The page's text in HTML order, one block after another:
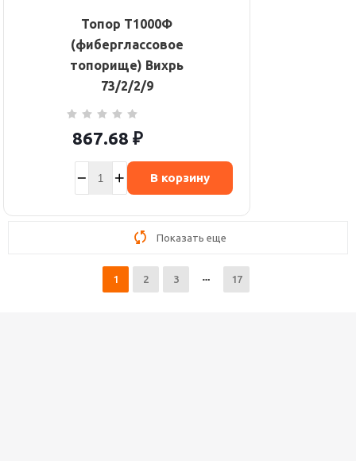
Топор Т1000Ф
(фиберглассовое
топорище) Вихрь
73/2/2/9
867.68 ₽
В корзину
Показать еще
1 2 3 17